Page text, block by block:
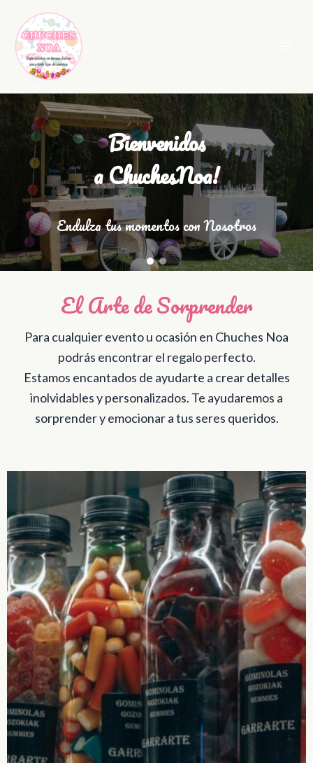
contenido
Bienvenidos
a ChuchesNoa!
Endulza tus momentos con Nosotros
El Arte de Sorprender
Para cualquier evento u ocasión en Chuches Noa
podrás encontrar el regalo perfecto.
Estamos encantados de ayudarte a crear detalles
inolvidables y personalizados. Te ayudaremos a
sorprender y emocionar a tus seres queridos.